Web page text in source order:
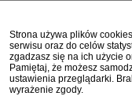
Strona używa plików
serwisu oraz do celów
zgadzasz się na ich użycie
Pamiętaj, że możesz
ustawienia przeglądarki.
wyrażenie zgody.